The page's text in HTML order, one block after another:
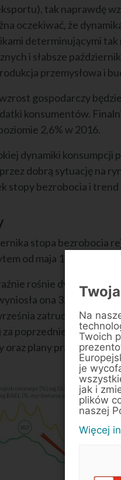
tak naprawdę
oczekiwać, że
determinującymi
i słabsze
przemysłowa i
gospodarczy
konsumentów.
2,6% w 2016.
dynamiki konsumpcji
dobrą sytuację na
stopy bezrobocia i
stopa bezrobocia
od maja 1991 roku.
rośnie dynamika
ona 3,1% r/r, po
zatrudnienie w
poprzednie 5 lat w
oraz plany
Na
Twoich
je
jak i
plików
naszej
Więcej